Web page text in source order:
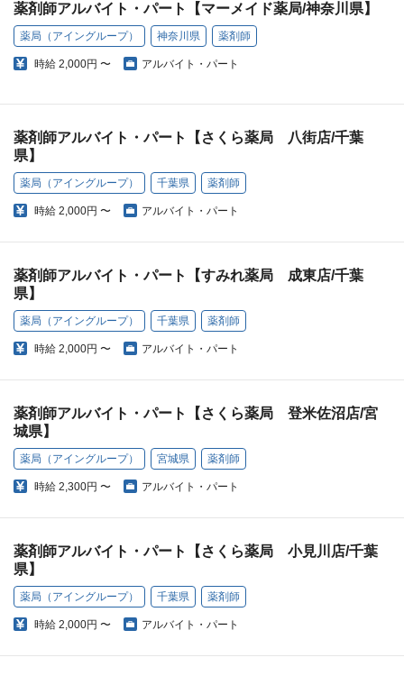
薬剤師アルバイト・パート【マーメイド薬局/神奈川県】
薬局（アイングループ） 神奈川県 薬剤師
時給 2,000円 〜 アルバイト・パート
薬剤師アルバイト・パート【さくら薬局 八街店/千葉
県】
薬局（アイングループ） 千葉県 薬剤師
時給 2,000円 〜 アルバイト・パート
薬剤師アルバイト・パート【すみれ薬局 成東店/千葉
県】
薬局（アイングループ） 千葉県 薬剤師
時給 2,000円 〜 アルバイト・パート
薬剤師アルバイト・パート【さくら薬局 登米佐沼店/宮
城県】
薬局（アイングループ） 宮城県 薬剤師
時給 2,300円 〜 アルバイト・パート
薬剤師アルバイト・パート【さくら薬局 小見川店/千葉
県】
薬局（アイングループ） 千葉県 薬剤師
時給 2,000円 〜 アルバイト・パート